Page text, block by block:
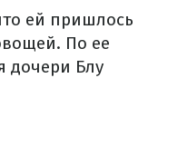
ей пришлось
По ее
дочери Блу